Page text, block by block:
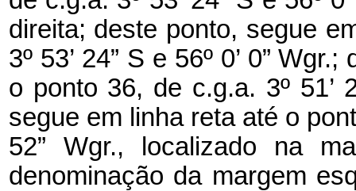
direita; deste ponto, segue
3º 53’ 24” S e 56º 0’ 0”
o ponto 36, de c.g.a. 3º 51’
segue em linha reta até o
52” Wgr., localizado na
denominação da margem